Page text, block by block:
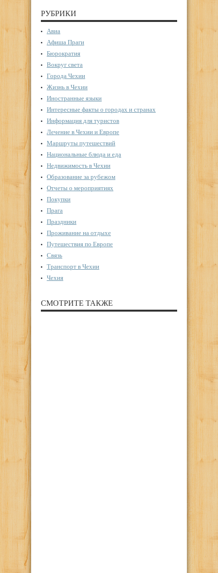
РУБРИКИ
Авиа
Афиша Праги
Бюрократия
Вокруг света
Города Чехии
Жизнь в Чехии
Иностранные языки
Интересные факты о городах и странах
Информация для туристов
Лечение в Чехии и Европе
Маршруты путешествий
Национальные блюда и еда
Недвижимость в Чехии
Образование за рубежом
Отчеты о мероприятиях
Покупки
Прага
Праздники
Проживание на отдыхе
Путешествия по Европе
Связь
Транспорт в Чехии
Чехия
СМОТРИТЕ ТАКЖЕ